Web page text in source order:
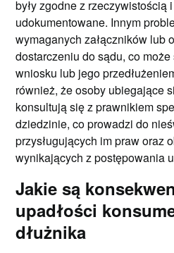
były zgodne z rzeczywistością
udokumentowane. Innym
wymaganych załączników lub
dostarczeniu do sądu, co
wniosku lub jego
również, że osoby ubiegające
konsultują się z prawnikiem
dziedzinie, co prowadzi do
przysługujących im praw oraz
wynikających z postępowania
Jakie są
upadłości
dłużnika